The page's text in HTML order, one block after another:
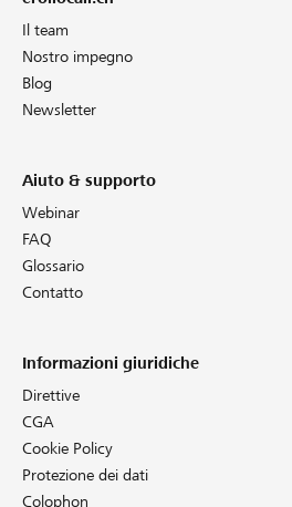
Il team
Nostro impegno
Blog
Newsletter
Aiuto & supporto
Webinar
FAQ
Glossario
Contatto
Informazioni giuridiche
Direttive
CGA
Cookie Policy
Protezione dei dati
Colophon